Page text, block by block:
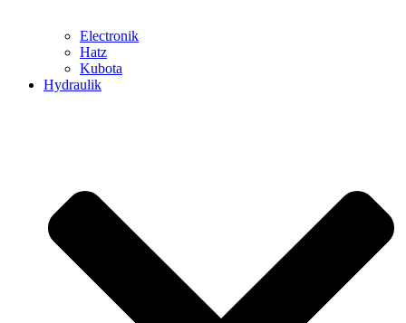
Electronik
Hatz
Kubota
Hydraulik